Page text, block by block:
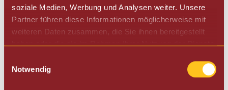
soziale Medien, Werbung und Analysen weiter. Unsere
Partner führen diese Informationen möglicherweise mit
weiteren Daten zusammen, die Sie ihnen bereitgestellt
haben oder die sie im Rahmen Ihrer Nutzung der Dienste
Notwendig
Automatisches Reinigungs- und
Entkalkungsprogramm
Kommunikation ist alles. Dein Kaffeevollautomat meldet
werden will.